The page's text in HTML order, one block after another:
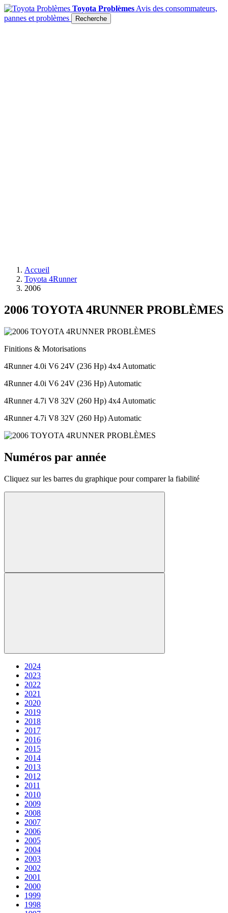
Toyota Problèmes Avis des consommateurs,
pannes et problèmes
Recherche
Accueil
Toyota 4Runner
2006
2006 TOYOTA 4RUNNER PROBLÈMES
Finitions & Motorisations
4Runner 4.0i V6 24V (236 Hp) 4x4 Automatic
4Runner 4.0i V6 24V (236 Hp) Automatic
4Runner 4.7i V8 32V (260 Hp) 4x4 Automatic
4Runner 4.7i V8 32V (260 Hp) Automatic
Numéros par année
Cliquez sur les barres du graphique pour comparer la fiabilité
2024
2023
2022
2021
2020
2019
2018
2017
2016
2015
2014
2013
2012
2011
2010
2009
2008
2007
2006
2005
2004
2003
2002
2001
2000
1999
1998